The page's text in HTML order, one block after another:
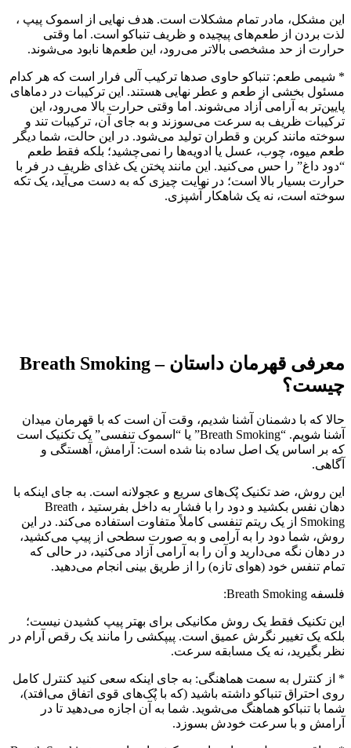
این مشکل، مادر تمام مشکلات است. هدف نهایی از اسموک پیپ ،
لذت بردن از طعم‌های پیچیده و ظریف تنباکو است. اما وقتی
حرارت از حد مشخصی بالاتر می‌رود، این طعم‌ها نابود می‌شوند.
* شیمی طعم: تنباکو حاوی صدها ترکیب آلی فرار است که هر کدام
مسئول بخشی از طعم و عطر نهایی هستند. این ترکیبات در دماهای
پایین‌تر به آرامی آزاد می‌شوند. اما وقتی حرارت بالا می‌رود، این
ترکیبات ظریف به سرعت می‌سوزند و به جای آن، ترکیبات تند و
سوخته مانند کربن و قطران تولید می‌شود. در این حالت، شما دیگر
طعم میوه، چوب، عسل یا ادویه‌ها را نمی‌چشید؛ بلکه فقط طعم
“دود داغ” را حس می‌کنید. این مانند پختن یک غذای ظریف در فر با
حرارت بسیار بالا است؛ در نهایت چیزی که به دست می‌آید، یک تکه
سوخته است، نه یک شاهکار آشپزی.
معرفی قهرمان داستان – Breath Smoking
چیست؟
حالا که با دشمنان آشنا شدیم، وقت آن است که با قهرمان میدان
آشنا شویم. “Breath Smoking” یا “اسموک تنفسی” یک تکنیک است
که بر اساس یک اصل ساده بنا شده است: آرامش، آهستگی و
آگاهی.
این روش، ضد تکنیک پُک‌های سریع و عجولانه است. به جای اینکه با
دهان نفس بکشید و دود را با فشار به داخل بفرستید ، Breath
Smoking از یک ریتم تنفسی کاملاً متفاوت استفاده می‌کند. در این
روش، شما دود را به آرامی و به صورت سطحی از پیپ می‌کشید،
در دهان نگه می‌دارید و آن را به آرامی آزاد می‌کنید، در حالی که
تمام تنفس خود (هوای تازه) را از طریق بینی انجام می‌دهید.
فلسفه Breath Smoking:
این تکنیک فقط یک روش مکانیکی برای بهتر پیپ کشیدن نیست؛
بلکه یک تغییر نگرش عمیق است. پیپکشی را مانند یک رقص آرام در
نظر بگیرید، نه یک مسابقه سرعت.
* از کنترل به سمت هماهنگی: به جای اینکه سعی کنید کنترل کامل
روی احتراق تنباکو داشته باشید (که با پُک‌های قوی اتفاق می‌افتد)،
شما با تنباکو هماهنگ می‌شوید. شما به آن اجازه می‌دهید تا در
آرامش و با سرعت خودش بسوزد.